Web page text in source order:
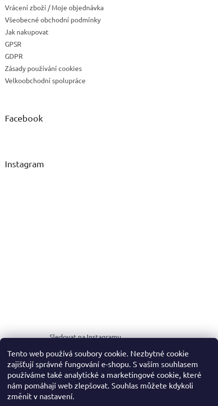
Tento web používá soubory cookie. Nezbytné cookie
zajišťují správné fungování e-shopu. S vaším souhlasem
používáme také analytické a marketingové cookie, které
nám pomáhají web zlepšovat. Souhlas můžete kdykoli
změnit v nastavení.
Vrácení zboží / Moje objednávka
Všeobecné obchodní podmínky
Jak nakupovat
GPSR
GDPR
Zásady používání cookies
Velkoobchodní spolupráce
Facebook
Instagram
Sledovat na Instagramu
MEDIA KIT